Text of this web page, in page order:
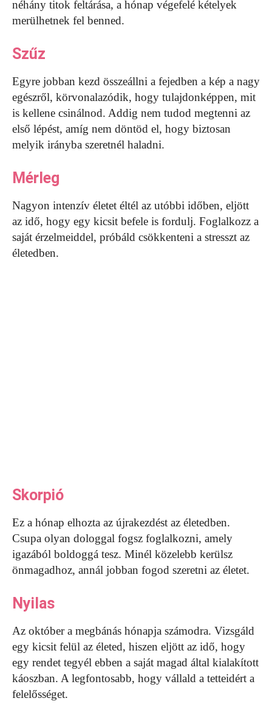
néhány titok feltárása, a hónap végefelé kételyek
merülhetnek fel benned.
Szűz
Egyre jobban kezd összeállni a fejedben a kép a nagy
egészről, körvonalazódik, hogy tulajdonképpen, mit
is kellene csinálnod. Addig nem tudod megtenni az
első lépést, amíg nem döntöd el, hogy biztosan
melyik irányba szeretnél haladni.
Mérleg
Nagyon intenzív életet éltél az utóbbi időben, eljött
az idő, hogy egy kicsit befele is fordulj. Foglalkozz a
saját érzelmeiddel, próbáld csökkenteni a stresszt az
életedben.
Skorpió
Ez a hónap elhozta az újrakezdést az életedben.
Csupa olyan dologgal fogsz foglalkozni, amely
igazából boldoggá tesz. Minél közelebb kerülsz
önmagadhoz, annál jobban fogod szeretni az életet.
Nyilas
Az október a megbánás hónapja számodra. Vizsgáld
egy kicsit felül az életed, hiszen eljött az idő, hogy
egy rendet tegyél ebben a saját magad által kialakított
káoszban. A legfontosabb, hogy vállald a tetteidért a
felelősséget.